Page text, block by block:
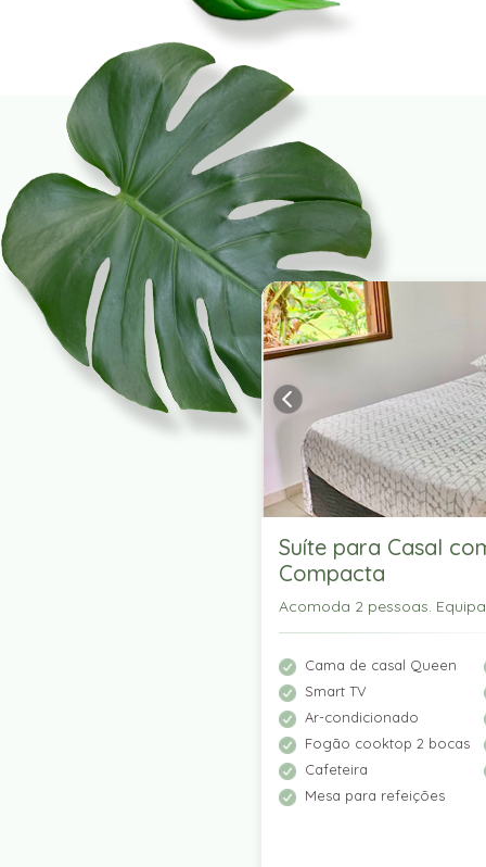
Suíte para Casal
Compacta
Acomoda 2 pessoas.
Cama de casal Queen
Smart TV
Ar-condicionado
Fogão cooktop 2 bocas
Cafeteira
Mesa para refeições